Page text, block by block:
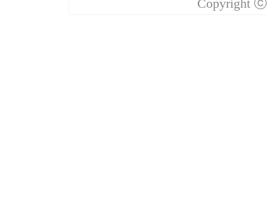
Copyright